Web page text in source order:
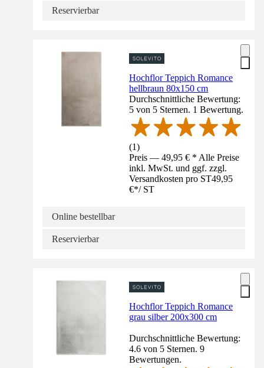
Reservierbar
Hochflor Teppich Romance
hellbraun 80x150 cm
Durchschnittliche Bewertung:
5 von 5 Sternen. 1 Bewertung.
(1)
Preis — 49,95 € * Alle Preise
inkl. MwSt. und ggf. zzgl.
Versandkosten pro ST49,95
€*/ ST
Online bestellbar
Reservierbar
Hochflor Teppich Romance
grau silber 200x300 cm
Durchschnittliche Bewertung:
4.6 von 5 Sternen. 9
Bewertungen.